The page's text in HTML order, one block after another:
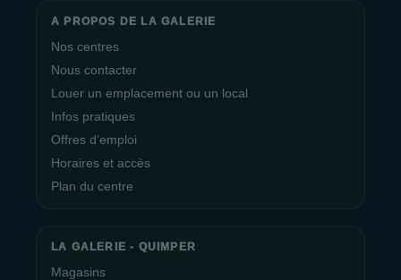
A PROPOS DE LA GALERIE
Nos centres
Nous contacter
Louer un emplacement ou un local
Infos pratiques
Offres d’emploi
Horaires et accès
Plan du centre
LA GALERIE - QUIMPER
Magasins